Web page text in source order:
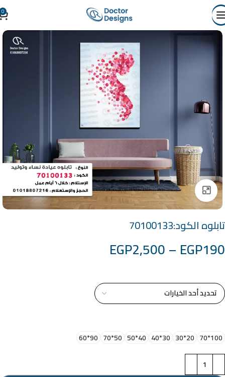
0
Click to enlarge
تابلوه الكود:70100133
EGP190
–
EGP2,500
100*70
20*30
30*40
40*50
50*70
90*60